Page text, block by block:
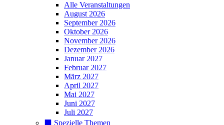
Alle Veranstaltungen
August 2026
September 2026
Oktober 2026
November 2026
Dezember 2026
Januar 2027
Februar 2027
März 2027
April 2027
Mai 2027
Juni 2027
Juli 2027
⬛️ Spezielle Themen